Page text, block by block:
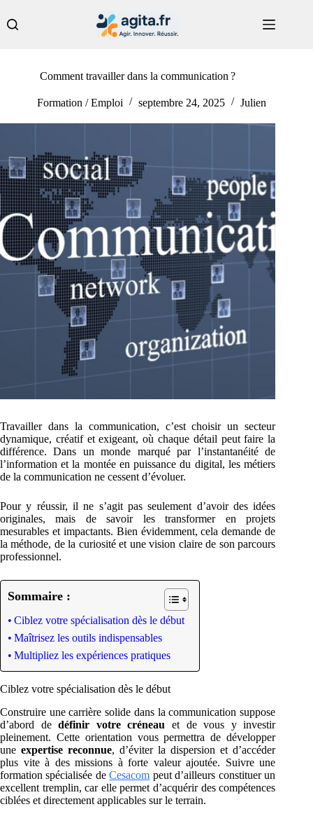
au
contenu
Comment travailler dans la communication ?
Formation / Emploi septembre 24, 2025 Julien
Travailler dans la communication, c’est choisir un secteur
dynamique, créatif et exigeant, où chaque détail peut faire la
différence. Dans un monde marqué par l’instantanéité de
l’information et la montée en puissance du digital, les métiers
de la communication ne cessent d’évoluer.
Pour y réussir, il ne s’agit pas seulement d’avoir des idées
originales, mais de savoir les transformer en projets
mesurables et impactants. Bien évidemment, cela demande de
la méthode, de la curiosité et une vision claire de son parcours
professionnel.
Sommaire :
Ciblez votre spécialisation dès le début
Maîtrisez les outils indispensables
Multipliez les expériences pratiques
Ciblez votre spécialisation dès le début
Construire une carrière solide dans la communication suppose
d’abord dedéfinir votre créneau et de vous y investir
pleinement. Cette orientation vous permettra de développer
uneexpertise reconnue, d’éviter la dispersion et d’accéder
plus vite à des missions à forte valeur ajoutée. Suivre une
formation spécialisée deCesacom peut d’ailleurs constituer un
excellent tremplin, car elle permet d’acquérir des compétences
ciblées et directement applicables sur le terrain.